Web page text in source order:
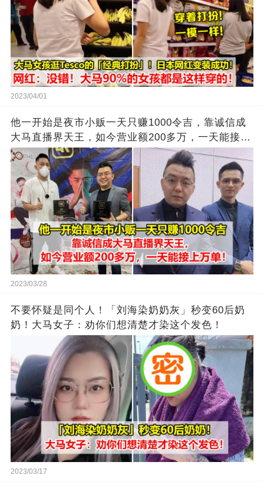
2023/04/01
他一开始是夜市小贩一天只赚1000令吉，靠诚信成
大马直播界天王，如今营业额200多万，一天能接上
万单
2023/03/28
不要怀疑是同个人！「刘海染奶奶灰」秒变60后奶
奶！大马女子：劝你们想清楚才染这个发色！
2023/03/17